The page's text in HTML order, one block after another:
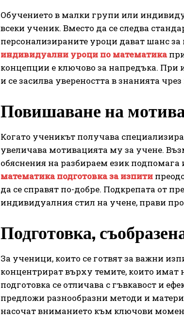
Обучението в малки групи или
всеки ученик. Вместо да се следва
персонализираните уроци дават шанс за
индивидуални уроци по математика
концепции е ключово за напредъка.
и се засилва увереността в знанията
Повишаване на
Когато ученикът получава
увеличава мотивацията му за учене.
обяснения на разбираем език подпомага
математика подготовка за изпити
да се справят по-добре. Подкрепата от
индивидуалния стил на учене, прави
Подготовка,
За ученици, които се готвят за важни
концентрират върху темите, които имат
подготовка се отличава с гъвкавост и
предложи разнообразни методи и
насочат вниманието към ключови